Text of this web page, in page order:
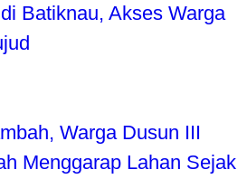
Batiknau, Akses Warga
Warga Dusun III
Menggarap Lahan Sejak